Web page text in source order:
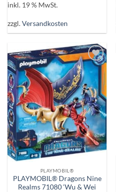
inkl. 19 % MwSt.
zzgl.Versandkosten
Auf die
Wunschliste
PLAYMOBIL®
PLAYMOBIL® Dragons Nine
Realms 71080 ‘Wu & Wei